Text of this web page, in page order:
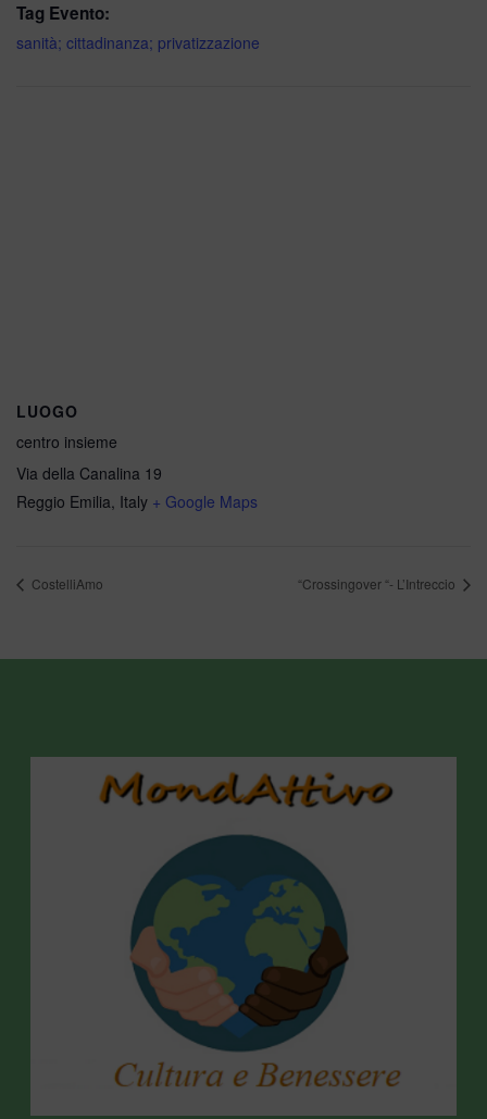
Tag Evento:
sanità; cittadinanza; privatizzazione
LUOGO
centro insieme
Via della Canalina 19
Reggio Emilia, Italy + Google Maps
CostelliAmo “Crossingover “- L’Intreccio